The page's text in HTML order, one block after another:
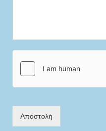
Αποστολή